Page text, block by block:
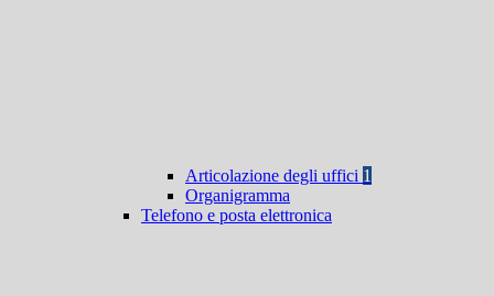
Articolazione degli uffici 1
Organigramma
Telefono e posta elettronica